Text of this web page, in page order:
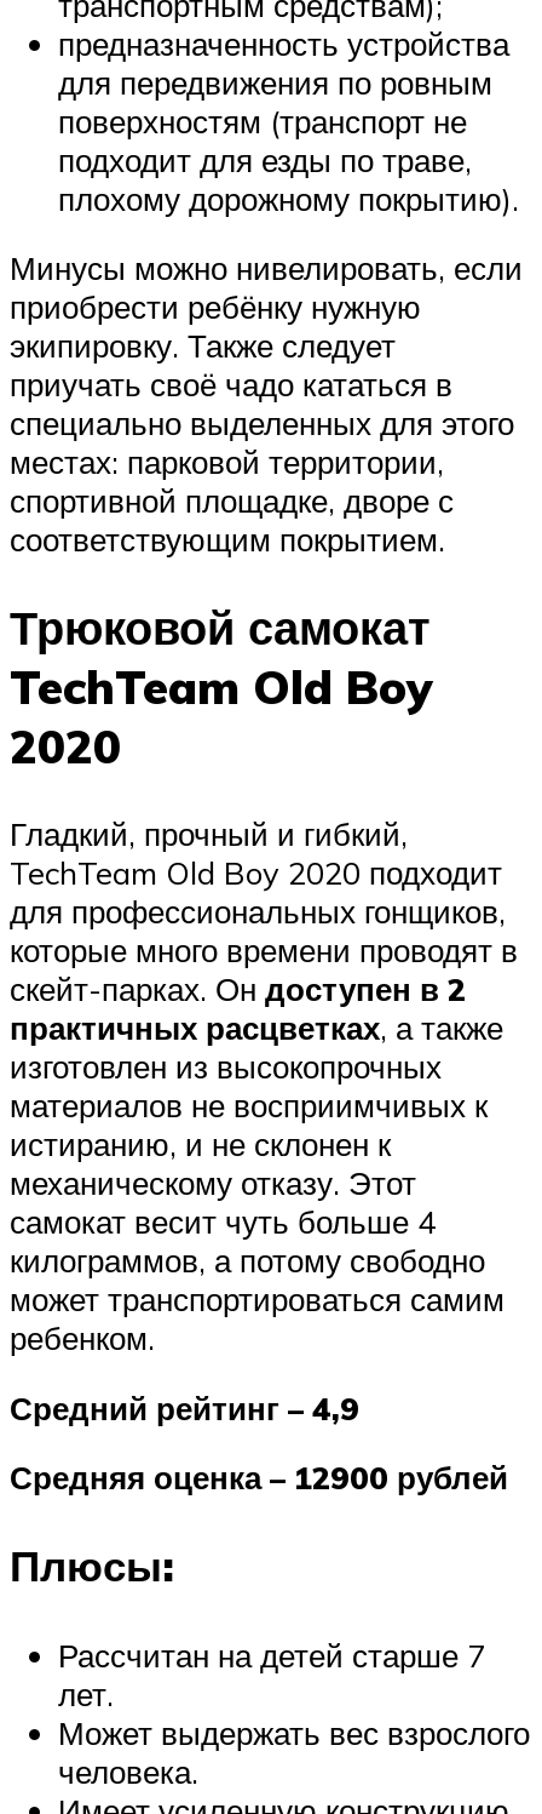
предназначенность устройства
для передвижения по ровным
поверхностям (транспорт не
подходит для езды по траве,
плохому дорожному покрытию).
Минусы можно нивелировать, если
приобрести ребёнку нужную
экипировку. Также следует
приучать своё чадо кататься в
специально выделенных для этого
местах: парковой территории,
спортивной площадке, дворе с
соответствующим покрытием.
Трюковой самокат
TechTeam Old Boy
2020
Гладкий, прочный и гибкий,
TechTeam Old Boy 2020 подходит
для профессиональных гонщиков,
которые много времени проводят в
скейт-парках. Он доступен в 2
практичных расцветках, а также
изготовлен из высокопрочных
материалов не восприимчивых к
истиранию, и не склонен к
механическому отказу. Этот
самокат весит чуть больше 4
килограммов, а потому свободно
может транспортироваться самим
ребенком.
Средний рейтинг – 4,9
Средняя оценка – 12900 рублей
Плюсы:
Рассчитан на детей старше 7
лет.
Может выдержать вес взрослого
человека.